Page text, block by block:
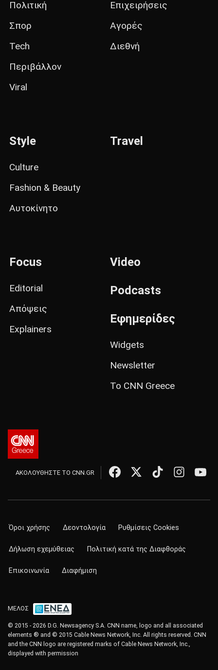
Πολιτική
Σπορ
Tech
Περιβάλλον
Viral
Επιχειρήσεις
Αγορές
Διεθνή
Style
Culture
Fashion & Beauty
Αυτοκίνητο
Travel
Focus
Editorial
Απόψεις
Explainers
Video
Podcasts
Εφημερίδες
Widgets
Newsletter
Το CNN Greece
ΑΚΟΛΟΥΘΗΣΤΕ ΤΟ CNN.GR
Όροι χρήσης Δεοντολογία Ρυθμίσεις Cookies
Δήλωση εχεμύθειας Πολιτική κατά της Διαφθοράς
Επικοινωνία Διαφήμιση
ΜΕΛΟΣ
© 2015 - 2026 D.G. Newsagency S.A. CNN name, logo and all associated
elements ® and © 2015 Cable News Network, Inc. All rights reserved. CNN
and the CNN logo are registered marks of Cable News Network, Inc.,
displayed with permission